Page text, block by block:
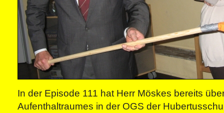
In der Episode 111 hat Herr Möskes bereits
Aufenthaltraumes in der OGS der